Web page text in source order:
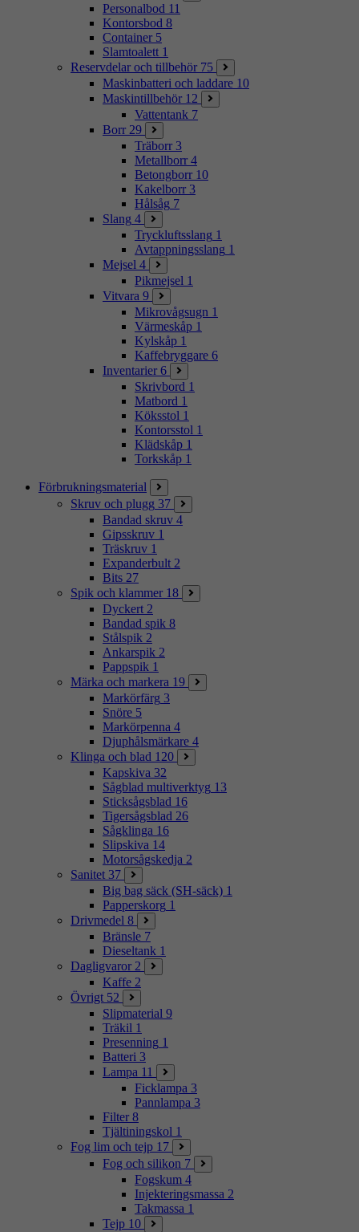
Personalbod 11
Kontorsbod 8
Container 5
Slamtoalett 1
Reservdelar och tillbehör 75
Maskinbatteri och laddare 10
Maskintillbehör 12
Vattentank 7
Borr 29
Träborr 3
Metallborr 4
Betongborr 10
Kakelborr 3
Hålsåg 7
Slang 4
Tryckluftsslang 1
Avtappningsslang 1
Mejsel 4
Pikmejsel 1
Vitvara 9
Mikrovågsugn 1
Värmeskåp 1
Kylskåp 1
Kaffebryggare 6
Inventarier 6
Skrivbord 1
Matbord 1
Köksstol 1
Kontorsstol 1
Klädskåp 1
Torkskåp 1
Förbrukningsmaterial
Skruv och plugg 37
Bandad skruv 4
Gipsskruv 1
Träskruv 1
Expanderbult 2
Bits 27
Spik och klammer 18
Dyckert 2
Bandad spik 8
Stålspik 2
Ankarspik 2
Pappspik 1
Märka och markera 19
Markörfärg 3
Snöre 5
Markörpenna 4
Djuphålsmärkare 4
Klinga och blad 120
Kapskiva 32
Sågblad multiverktyg 13
Sticksågsblad 16
Tigersågsblad 26
Sågklinga 16
Slipskiva 14
Motorsågskedja 2
Sanitet 37
Big bag säck (SH-säck) 1
Papperskorg 1
Drivmedel 8
Bränsle 7
Dieseltank 1
Dagligvaror 2
Kaffe 2
Övrigt 52
Slipmaterial 9
Träkil 1
Presenning 1
Batteri 3
Lampa 11
Ficklampa 3
Pannlampa 3
Filter 8
Tjältiningskol 1
Fog lim och tejp 17
Fog och silikon 7
Fogskum 4
Injekteringsmassa 2
Takmassa 1
Tejp 10